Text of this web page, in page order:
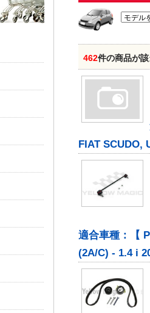
462件の商品が
FIAT SCUDO,
適合車種：【
(2A/C) - 1.4 i